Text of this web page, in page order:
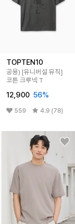
TOPTEN10
공용) [유니버설 뮤직]
코튼 크루넥 T
12,900 56%
559 4.9 (78)